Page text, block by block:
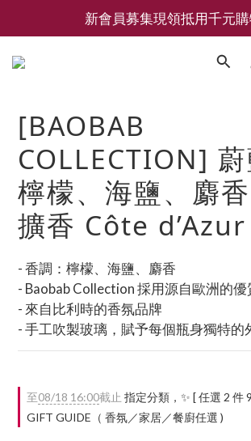
新會員募集現領抵用千元
新會員募集現領抵用千元
LEMAIRE 經典可頌包 NEW
新會員募集現領抵用千元購
[BAOBAB
COLLECTION]
檸檬、海鹽、麝
擴香 Côte
- 香調：檸檬、海鹽、麝香
- Baobab Collection 採用源自歐洲的優
- 來自比利時的香氛品牌
- 手工吹製玻璃，賦予每個瓶身獨特的
至08/18 16:00截止 指定分類，✨ [ 任選 2 件
GIFT GUIDE（ 香氛／家居／餐廚任選 )